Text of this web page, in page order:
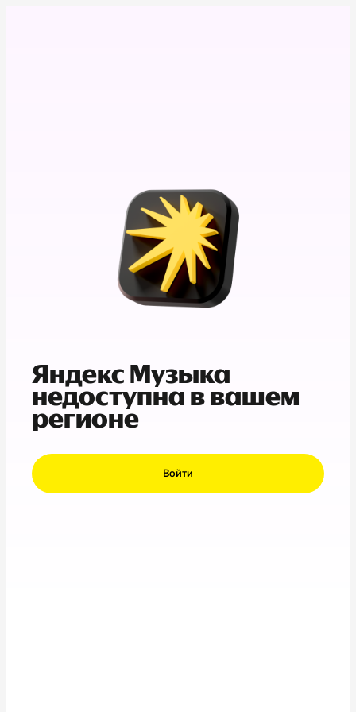
Яндекс Музыка
недоступна в вашем
регионе
Войти